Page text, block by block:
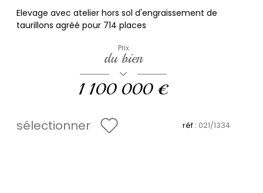
Elevage avec atelier hors sol d'engraissement de
taurillons agréé pour 714 places
Prix
du bien
1 100 000 €
sélectionner réf : 021/1334